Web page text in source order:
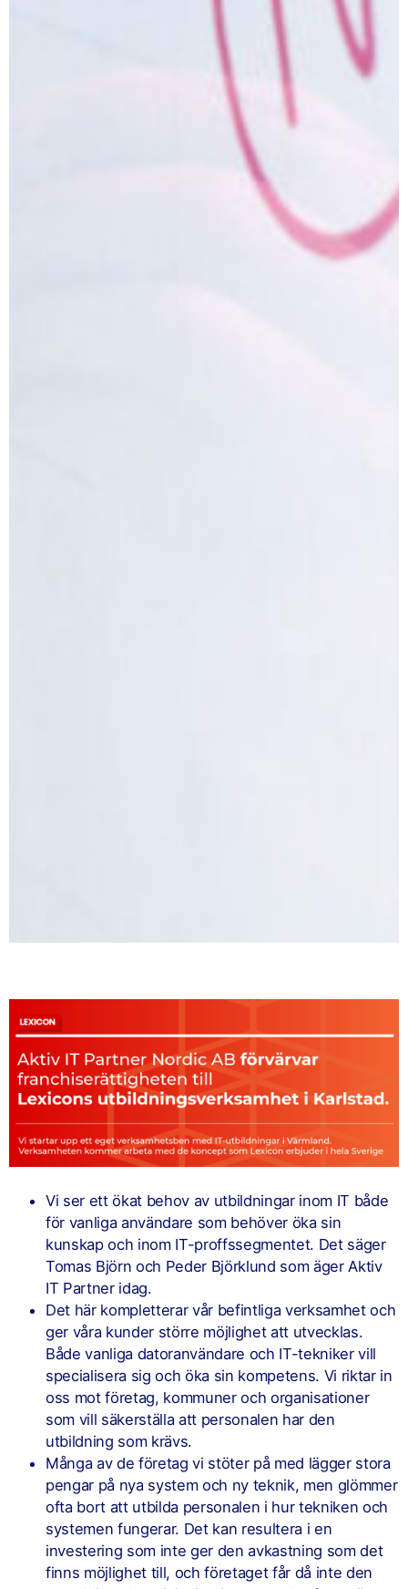
Vi ser ett ökat behov av utbildningar inom IT både
för vanliga användare som behöver öka sin
kunskap och inom IT-proffssegmentet. Det säger
Tomas Björn och Peder Björklund som äger Aktiv
IT Partner idag.
Det här kompletterar vår befintliga verksamhet och
ger våra kunder större möjlighet att utvecklas.
Både vanliga datoranvändare och IT-tekniker vill
specialisera sig och öka sin kompetens. Vi riktar in
oss mot företag, kommuner och organisationer
som vill säkerställa att personalen har den
utbildning som krävs.
Många av de företag vi stöter på med lägger stora
pengar på nya system och ny teknik, men glömmer
ofta bort att utbilda personalen i hur tekniken och
systemen fungerar. Det kan resultera i en
investering som inte ger den avkastning som det
finns möjlighet till, och företaget får då inte den